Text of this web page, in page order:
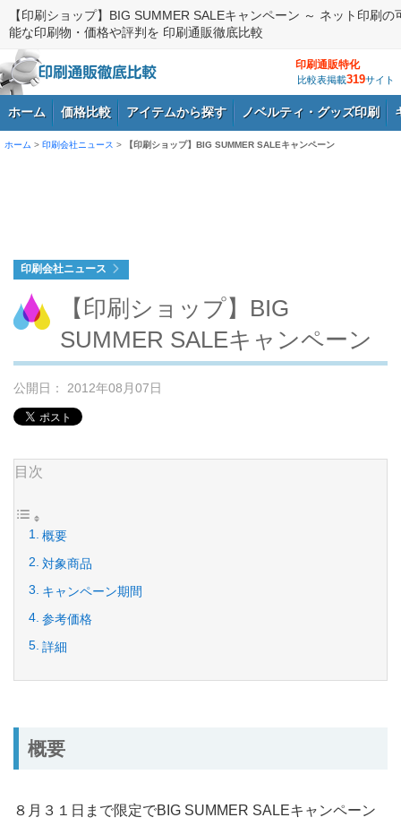
【印刷ショップ】BIG SUMMER SALEキャンペーン ～ ネット印刷の
能な印刷物・価格や評判を 印刷通販徹底比較
印刷通販特化
比較表掲載319サイト
ホーム 価格比較 アイテムから探す ノベルティ・グッズ印刷
ホーム > 印刷会社ニュース > 【印刷ショップ】BIG SUMMER SALEキャンペーン
印刷会社ニュース
【印刷ショップ】BIG
SUMMER SALEキャンペーン
公開日： 2012年08月07日
目次
概要
対象商品
キャンペーン期間
参考価格
詳細
概要
８月３１日まで限定でBIG SUMMER SALEキャンペーン